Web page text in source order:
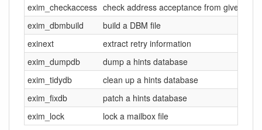
exim_checkaccess check address acceptance from given IP
exim_dbmbuild
build a DBM file
exinext
extract retry information
exim_dumpdb
dump a hints database
exim_tidydb
clean up a hints database
exim_fixdb
patch a hints database
exim_lock
lock a mailbox file